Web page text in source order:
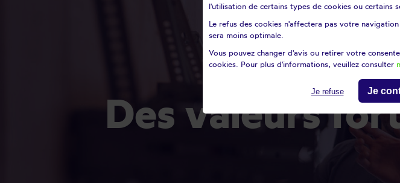
Des valeurs fortes, portées par une
l'utilisation de certains types de cookies ou certains
Le refus des cookies n'affectera pas votre
sera moins optimale.
Vous pouvez changer d'avis ou retirer votre
cookies. Pour plus d'informations, veuillez consulter
Je refuse Je